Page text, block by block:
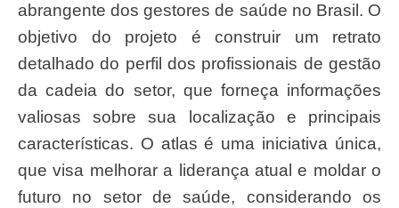
abrangente dos gestores de saúde no Brasil. O
objetivo do projeto é construir um retrato
detalhado do perfil dos profissionais de gestão
da cadeia do setor, que forneça informações
valiosas sobre sua localização e principais
características. O atlas é uma iniciativa única,
que visa melhorar a liderança atual e moldar o
futuro no setor de saúde, considerando os